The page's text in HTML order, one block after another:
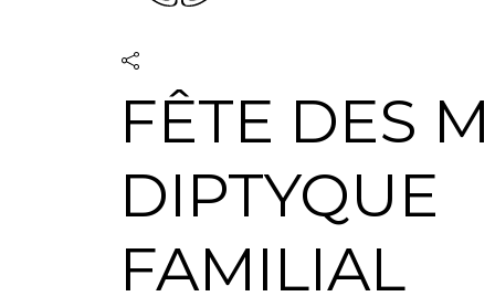
FÊTE DES
DIPTYQUE
FAMILIAL